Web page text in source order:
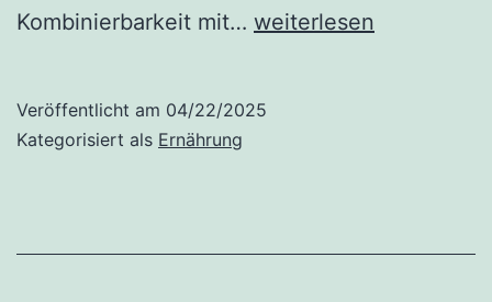
Kombinierbarkeit mit… Cashewnüsse
weiterlesen
Veröffentlicht am 04/22/2025
Kategorisiert als Ernährung